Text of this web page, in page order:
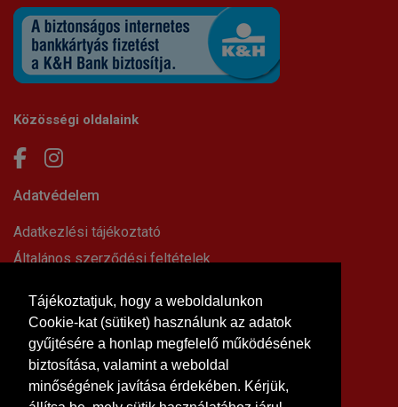
Tájékoztatjuk, hogy a weboldalunkon
Cookie-kat (sütiket) használunk az adatok
gyűjtésére a honlap megfelelő működésének
biztosítása, valamint a weboldal
minőségének javítása érdekében. Kérjük,
Közösségi oldalaink
Adatvédelem
Adatkezlési tájékoztató
Általános szerződési feltételek
Impresszum
Süti beállítások
Információk
Hírek, cikkek